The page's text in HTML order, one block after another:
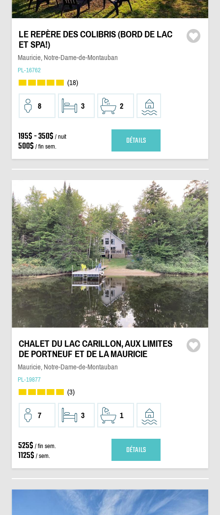
LE REPÈRE DES COLIBRIS (BORD DE LAC
ET SPA!)
Mauricie, Notre-Dame-de-Montauban
PL-16762
(18)
8 3 2
195$ - 350$ / nuit
500$ / fin sem. DÉTAILS
CHALET DU LAC CARILLON, AUX LIMITES
DE PORTNEUF ET DE LA MAURICIE
Mauricie, Notre-Dame-de-Montauban
PL-19877
(3)
7 3 1
525$ / fin sem.
1125$ / sem. DÉTAILS